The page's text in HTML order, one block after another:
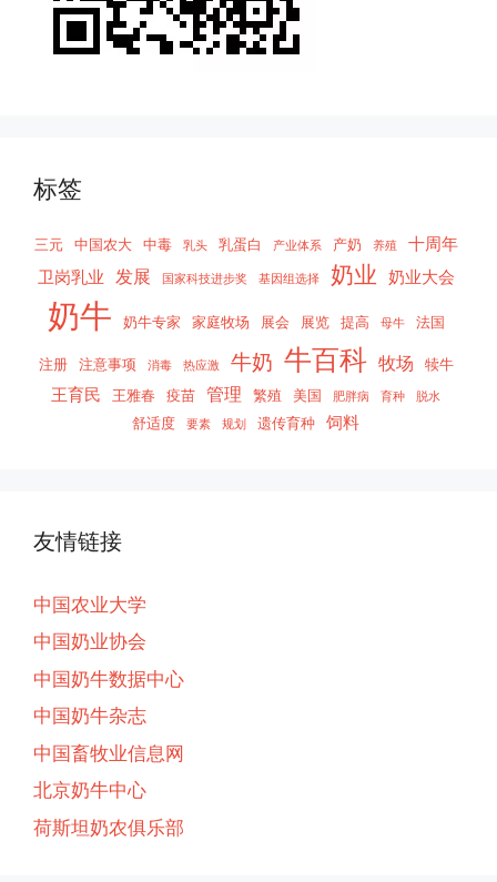
标签
三元 中国农大 中毒 乳头 乳蛋白 产业体系 产奶 养殖
十周年
卫岗乳业
发展 国家科技进步奖 基因组选择 奶业 奶业大会
奶牛 奶牛专家 家庭牧场 展会 展览 提高 母牛 法国
注册 注意事项 消毒 热应激 牛奶 牛百科 牧场 犊牛
王育民 王雅春 疫苗 管理 繁殖 美国 肥胖病 育种 脱水
舒适度 要素 规划 遗传育种 饲料
友情链接
中国农业大学
中国奶业协会
中国奶牛数据中心
中国奶牛杂志
中国畜牧业信息网
北京奶牛中心
荷斯坦奶农俱乐部